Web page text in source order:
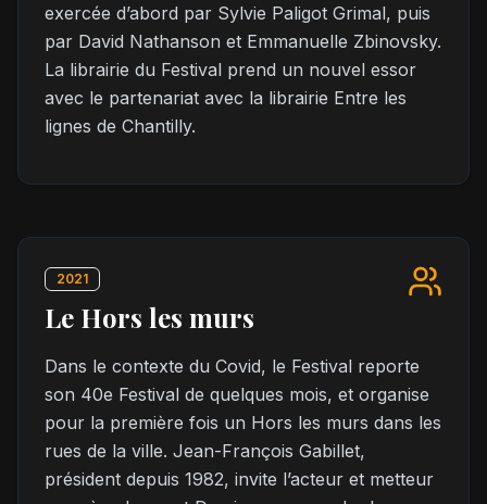
exercée d’abord par Sylvie Paligot Grimal, puis
par David Nathanson et Emmanuelle Zbinovsky.
La librairie du Festival prend un nouvel essor
avec le partenariat avec la librairie Entre les
lignes de Chantilly.
2021
Le Hors les murs
Dans le contexte du Covid, le Festival reporte
son 40e Festival de quelques mois, et organise
pour la première fois un Hors les murs dans les
rues de la ville. Jean-François Gabillet,
président depuis 1982, invite l’acteur et metteur